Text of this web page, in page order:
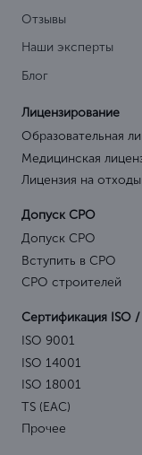
Отзывы
Наши эксперты
Блог
Лицензирование
Образовательная
Медицинская
Лицензия на отходы
Допуск СРО
Допуск СРО
Вступить в СРО
СРО строителей
Сертификация ISO /
ISO 9001
ISO 14001
ISO 18001
TS (EAC)
Прочее